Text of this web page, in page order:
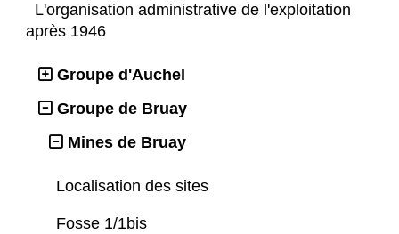
L'organisation administrative de l'exploitation
après 1946
Groupe d'Auchel
Groupe de Bruay
Mines de Bruay
Localisation des sites
Fosse 1/1bis